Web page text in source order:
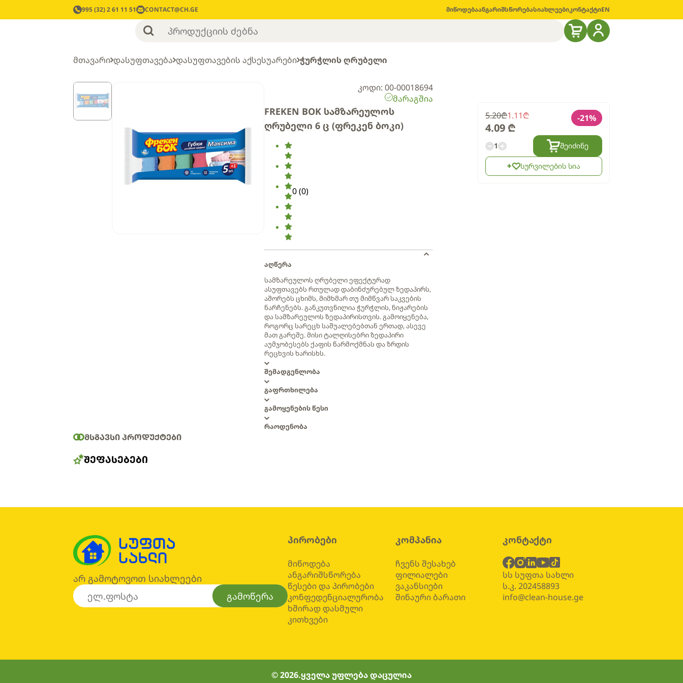
995 (32) 2 61 11 51 CONTACT@CH.GE მიწოდებაანგარიშსწორებასიახლეებიკონტაქტიEN
მთავარი დასუფთავება დასუფთავების აქსესუარები ჭურჭლის ღრუბელი
კოდი: 00-00018694
მარაგშია
FREKEN BOK სამზარეულოს
ღრუბელი 6 ც (ფრეკენ ბოკი)
0(0)
აღწერა
სამზარეულოს ღრუბელი ეფექტურად
ასუფთავებს რთულად დაბინძურებულ ზედაპირს,
აშორებს ცხიმს, მიმხმარ თუ მიმწვარ საკვების
ნარჩენებს. განკუთვნილია ჭურჭლის, ნიჟარების
და სამზარეულოს ზედაპირისთვის. გამოიყენება,
როგორც სარეცხ საშუალებებთან ერთად, ასევე
მათ გარეშე. მისი ტალღისებრი ზედაპირი
აუმჯობესებს ქაფის წარმოქმნას და ზრდის
რეცხვის ხარისხს.
შემადგენლობა
გაფრთხილება
გამოყენების წესი
რაოდენობა
ᲛᲡᲒᲐᲕᲡᲘ ᲞᲠᲝᲓᲣᲥᲢᲔᲑᲘ
ᲨᲔᲤᲐᲡᲔᲑᲔᲑᲘ
5.20₾1.11₾
4.09₾
-21%
1 შეიძინე
სურვილების სია
არ გამოტოვოთ სიახლეები
გამოწერა
პირობები
მიწოდება
ანგარიშსწორება
წესები და პირობები
კონფედენციალურობა
ხშირად დასმული
კითხვები
კომპანია
ჩვენს შესახებ
ფილიალები
ვაკანსიები
შინაური ბარათი
კონტაქტი
სს სუფთა სახლი
ს.კ. 202458893
info@clean-house.ge
© 2026.ყველა უფლება დაცულია